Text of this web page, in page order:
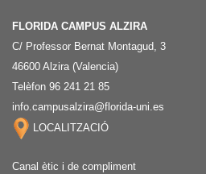
FLORIDA CAMPUS ALZIRA
C/ Professor Bernat Montagud, 3
46600 Alzira (Valencia)
Telèfon 96 241 21 85
info.campusalzira@florida-uni.es
LOCALITZACIÓ
Canal ètic i de compliment